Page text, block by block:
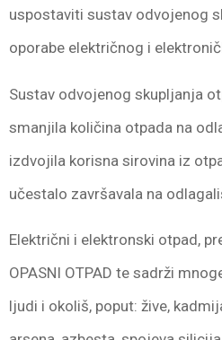
uspostaviti sustav odvojenog
oporabe električnog i
Sustav odvojenog skupljanja
smanjila količina otpada na
izdvojila korisna sirovina iz
učestalo završavala na
Električni i elektronski otpad,
OPASNI OTPAD te sadrži
ljudi i okoliš, poput: žive,